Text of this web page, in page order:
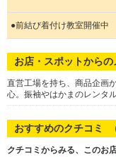
●前結び着付け教室開催中
お店・スポットから
直営工場を持ち、商品企画
心。振袖やはかまのレンタ
おすすめのクチコミ
クチコミからみる、このお